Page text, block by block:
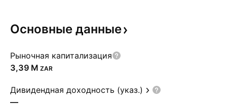
Основные данные
Рыночная капитализация
‪3,39 M‬ ZAR
Дивидендная доходность (указ.)
—